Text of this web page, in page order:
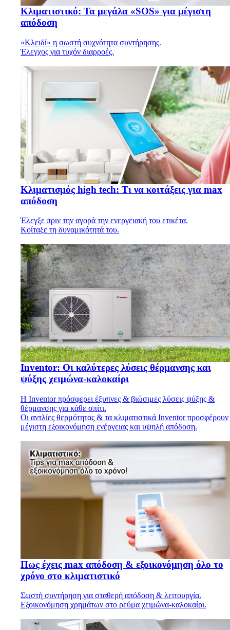
Κλιματιστικό: Τα μεγάλα «SOS» για μέγιστη
απόδοση
«Κλειδί» η σωστή συχνότητα συντήρησης.
Έλεγχος για τυχόν διαρροές.
Κλιματισμός high tech: Τι να κοιτάξεις για max
απόδοση
Έλεγξε πριν την αγορά την ενεργειακή του ετικέτα.
Κοίταξε τη δυναμικότητά του.
Inventor: Οι καλύτερες λύσεις θέρμανσης και
ψύξης χειμώνα-καλοκαίρι
H Inventor πρόσφερει έξυπνες & βιώσιμες λύσεις ψύξης &
θέρμανσης για κάθε σπίτι.
Οι αντλίες θερμότητας & τα κλιματιστικά Inventor προσφέρουν
μέγιστη εξοικονόμηση ενέργειας και υψηλή απόδοση.
Πως έχεις max απόδοση & εξοικονόμηση όλο το
χρόνο στο κλιματιστικό
Σωστή συντήρηση για σταθερή απόδοση & λειτουργία.
Εξοικονόμηση χρημάτων στο ρεύμα χειμώνα-καλοκαίρι.